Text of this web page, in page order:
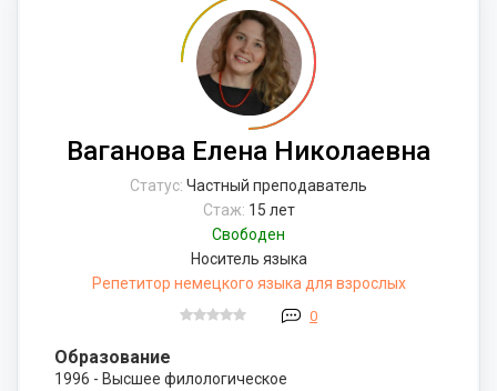
Ваганова Елена Николаевна
Статус: Частный преподаватель
Стаж: 15 лет
Свободен
Носитель языка
Репетитор немецкого языка для взрослых
0
Образование
1996 - Высшее филологическое